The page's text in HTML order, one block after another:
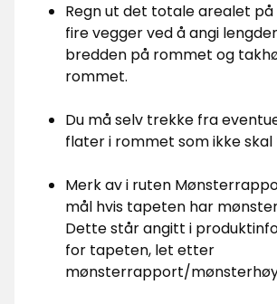
Regn ut det totale arealet
fire vegger ved å angi
bredden på rommet og
rommet.
Du må selv trekke fra
flater i rommet som ikke
Merk av i ruten
mål hvis tapeten har
Dette står angitt i
for tapeten, let etter
mønsterrapport/